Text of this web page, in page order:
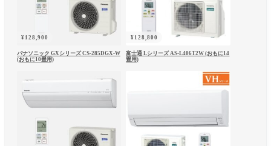
省エネ性○ 静音性 お手入れ○
暖房力
っかり押さえつつ価格を抑えたい方に。
※本商品は東京ゼロエミポイント（8万円引き）適
用価格です。東京都にお住まいの65歳以上の方・
障害者手帳をお持ちの方が対象です。
¥ 128,900
パナソニック GXシリーズ CS-285DGX-W
(おもに10畳用)
¥ 128,800
富士通 Lシリーズ AS-L406T2W (おもに14
畳用)